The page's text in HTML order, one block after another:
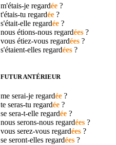
m'étais-je regardée ?
t'étais-tu regardée ?
s'était-elle regardée ?
nous étions-nous regardées ?
vous étiez-vous regardées ?
s'étaient-elles regardées ?
FUTUR ANTÉRIEUR
me serai-je regardée ?
te seras-tu regardée ?
se sera-t-elle regardée ?
nous serons-nous regardées ?
vous serez-vous regardées ?
se seront-elles regardées ?